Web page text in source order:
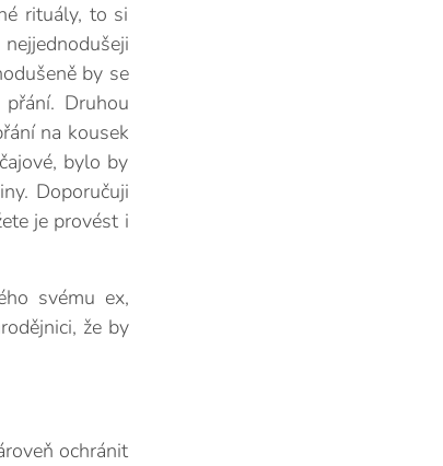
rituály, to si
by se
Druhou
na kousek
bylo by
Doporučuji
je provést i
svému ex,
že by
ochránit